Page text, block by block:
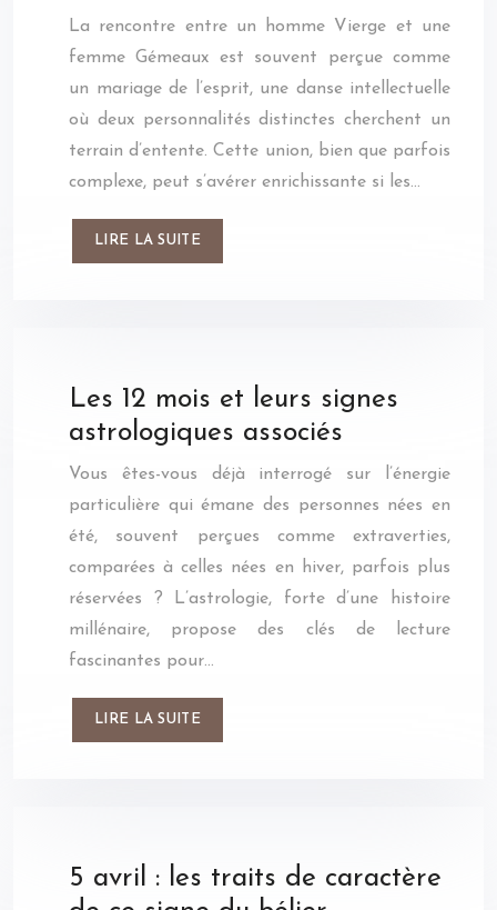
La rencontre entre un homme Vierge et une
femme Gémeaux est souvent perçue comme
un mariage de l’esprit, une danse intellectuelle
où deux personnalités distinctes cherchent un
terrain d’entente. Cette union, bien que parfois
complexe, peut s’avérer enrichissante si les…
LIRE LA SUITE
Les 12 mois et leurs signes
astrologiques associés
Vous êtes-vous déjà interrogé sur l’énergie
particulière qui émane des personnes nées en
été, souvent perçues comme extraverties,
comparées à celles nées en hiver, parfois plus
réservées ? L’astrologie, forte d’une histoire
millénaire, propose des clés de lecture
fascinantes pour…
LIRE LA SUITE
5 avril : les traits de caractère